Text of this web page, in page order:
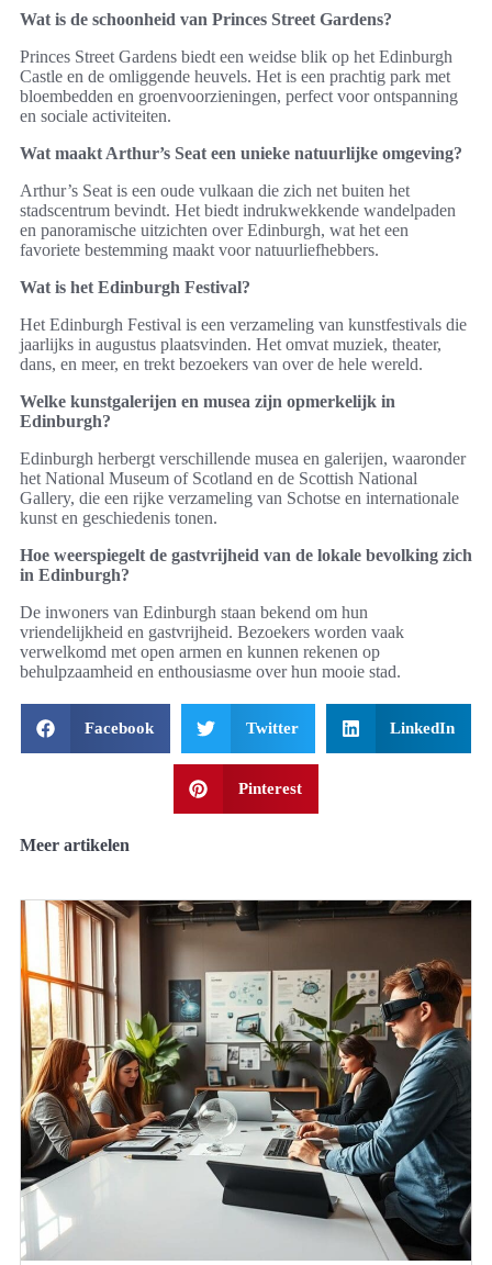
Wat is de schoonheid van Princes Street Gardens?
Princes Street Gardens biedt een weidse blik op het Edinburgh
Castle en de omliggende heuvels. Het is een prachtig park met
bloembedden en groenvoorzieningen, perfect voor ontspanning
en sociale activiteiten.
Wat maakt Arthur’s Seat een unieke natuurlijke omgeving?
Arthur’s Seat is een oude vulkaan die zich net buiten het
stadscentrum bevindt. Het biedt indrukwekkende wandelpaden
en panoramische uitzichten over Edinburgh, wat het een
favoriete bestemming maakt voor natuurliefhebbers.
Wat is het Edinburgh Festival?
Het Edinburgh Festival is een verzameling van kunstfestivals die
jaarlijks in augustus plaatsvinden. Het omvat muziek, theater,
dans, en meer, en trekt bezoekers van over de hele wereld.
Welke kunstgalerijen en musea zijn opmerkelijk in
Edinburgh?
Edinburgh herbergt verschillende musea en galerijen, waaronder
het National Museum of Scotland en de Scottish National
Gallery, die een rijke verzameling van Schotse en internationale
kunst en geschiedenis tonen.
Hoe weerspiegelt de gastvrijheid van de lokale bevolking zich
in Edinburgh?
De inwoners van Edinburgh staan bekend om hun
vriendelijkheid en gastvrijheid. Bezoekers worden vaak
verwelkomd met open armen en kunnen rekenen op
behulpzaamheid en enthousiasme over hun mooie stad.
Facebook Twitter LinkedIn
Pinterest
Meer artikelen